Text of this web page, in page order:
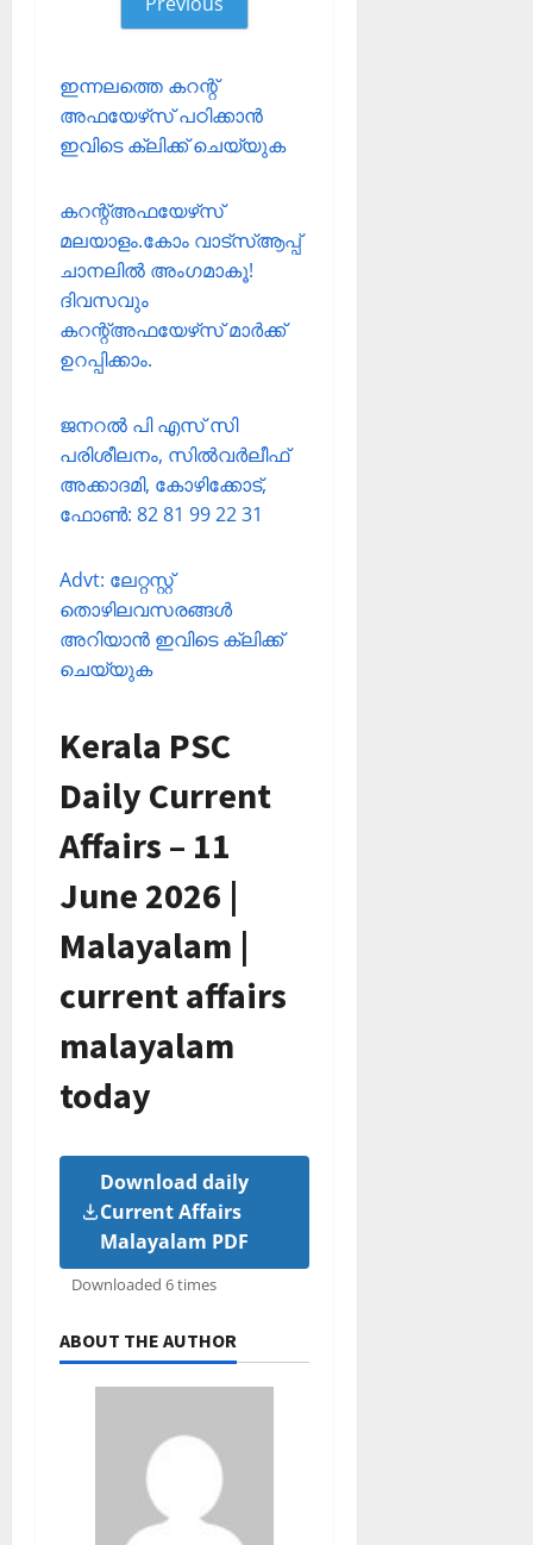
ഇന്നലത്തെ കറന്റ്
അഫയേഴ്‌സ് പഠിക്കാന്‍
ഇവിടെ ക്ലിക്ക് ചെയ്യുക
കറന്റ്അഫയേഴ്‌സ്
മലയാളം.കോം വാട്‌സ്ആപ്പ്
ചാനലില്‍ അംഗമാകൂ!
ദിവസവും
കറന്റ്അഫയേഴ്‌സ് മാര്‍ക്ക്
ഉറപ്പിക്കാം.
ജനറല്‍ പി എസ് സി
പരിശീലനം, സില്‍വര്‍ലീഫ്
അക്കാദമി, കോഴിക്കോട്,
ഫോണ്‍: 82 81 99 22 31
Advt: ലേറ്റസ്റ്റ്
തൊഴിലവസരങ്ങള്‍
അറിയാന്‍ ഇവിടെ ക്ലിക്ക്
ചെയ്യുക
Kerala PSC
Daily Current
Affairs – 11
June 2026 |
Malayalam |
current affairs
malayalam
today
Download daily
Current Affairs
Malayalam PDF
Downloaded 6 times
ABOUT THE AUTHOR